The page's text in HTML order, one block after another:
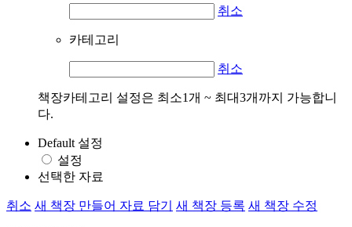
취소
카테고리
취소
책장카테고리 설정은 최소1개 ~ 최대3개까지 가능합니
다.
Default 설정
설정
선택한 자료
취소 새 책장 만들어 자료 담기 새 책장 등록 새 책장 수정